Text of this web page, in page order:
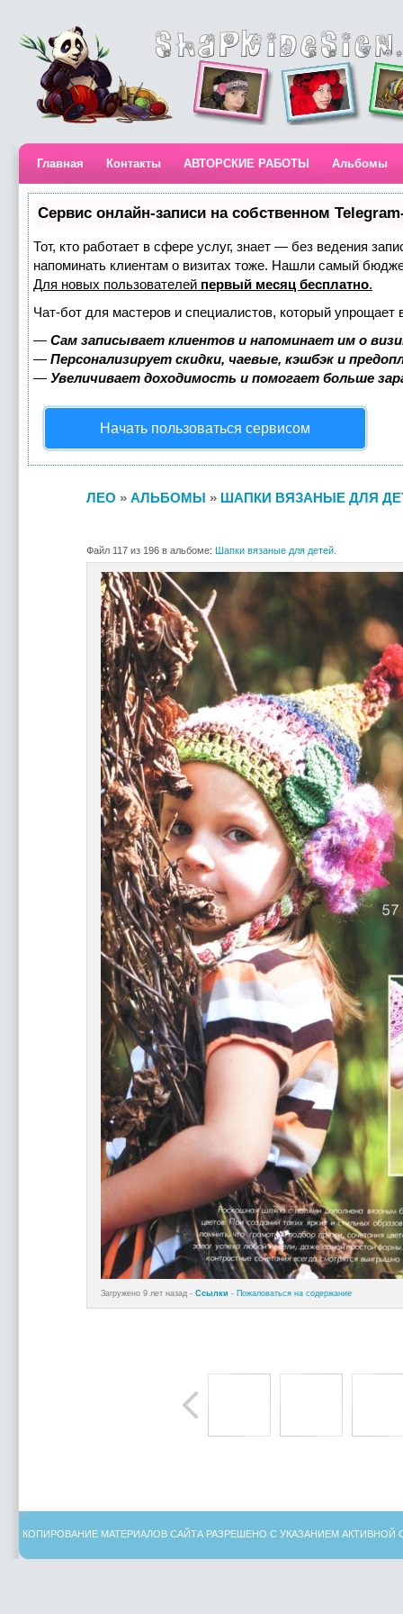
Главная Контакты АВТОРСКИЕ РАБОТЫ Альбомы
Сервис онлайн-записи на собственном
Тот, кто работает в сфере услуг, знает — без ведения
напоминать клиентам о визитах тоже. Нашли самый
Для новых пользователей первый месяц бесплатно.
Чат-бот для мастеров и специалистов, который упрощает
— Сам записывает клиентов и напоминает им о
— Персонализирует скидки, чаевые, кэшбэк и
— Увеличивает доходимость и помогает больше
Начать пользоваться сервисом
ЛЕО » АЛЬБОМЫ » ШАПКИ ВЯЗАНЫЕ ДЛЯ
Файл 117 из 196 в альбоме: Шапки вязаные для детей.
Загружено 9 лет назад - Ссылки - Пожаловаться на содержание
КОПИРОВАНИЕ МАТЕРИАЛОВ САЙТА РАЗРЕШЕНО С УКАЗАНИЕМ АКТИВНОЙ